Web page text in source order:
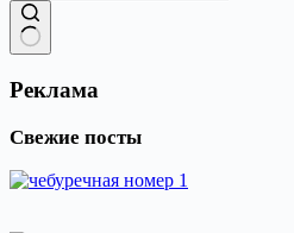
не
Реклама
Свежие посты